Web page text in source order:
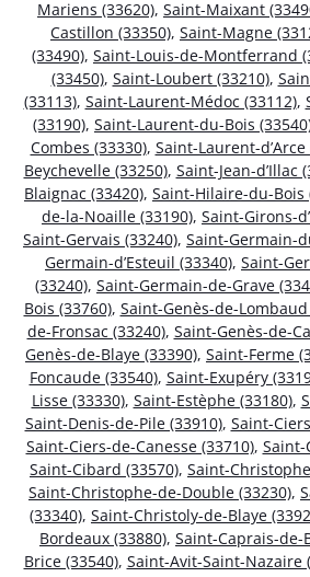
Mariens (33620), Saint-Maixant
Castillon (33350), Saint-Magne
(33490), Saint-Louis-de-Montferrand
(33450), Saint-Loubert (33210),
(33113), Saint-Laurent-Médoc (33112),
(33190), Saint-Laurent-du-Bois
Combes (33330), Saint-Laurent-d’Arce
Beychevelle (33250), Saint-Jean-d’Illac
Blaignac (33420), Saint-Hilaire-du-Bois
de-la-Noaille (33190), Saint-Girons-
Saint-Gervais (33240), Saint-Germain-
Germain-d’Esteuil (33340), Saint-
(33240), Saint-Germain-de-Grave
Bois (33760), Saint-Genès-de-Lombaud
de-Fronsac (33240), Saint-Genès-de-
Genès-de-Blaye (33390), Saint-Ferme
Foncaude (33540), Saint-Exupéry
Lisse (33330), Saint-Estèphe (33180),
Saint-Denis-de-Pile (33910), Saint-
Saint-Ciers-de-Canesse (33710), Saint-
Saint-Cibard (33570), Saint-
Saint-Christophe-de-Double (33230),
(33340), Saint-Christoly-de-Blaye
Bordeaux (33880), Saint-Caprais-de-
Brice (33540), Saint-Avit-Saint-Nazaire